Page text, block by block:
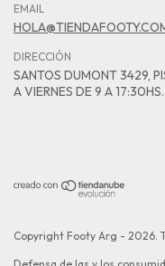
EMAIL
DIRECCIÓN
SANTOS DUMONT 3429,
A VIERNES DE 9 A 17:30HS.
Copyright Footy Arg - 2026.